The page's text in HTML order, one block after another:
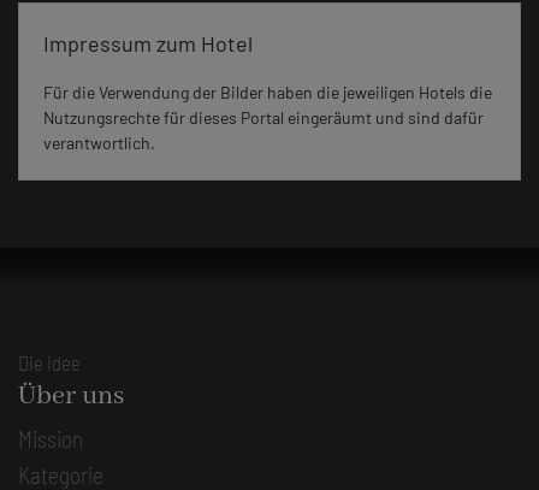
Impressum zum Hotel
Für die Verwendung der Bilder haben die jeweiligen Hotels die
Nutzungsrechte für dieses Portal eingeräumt und sind dafür
verantwortlich.
Die Idee
Über uns
Mission
Kategorie